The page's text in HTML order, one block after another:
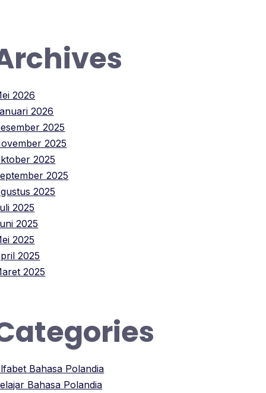
2026
2026
2025
2025
2025
2025
2025
2025
2025
2025
2025
2025
Bahasa Polandia
Bahasa Polandia